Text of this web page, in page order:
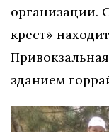
организации.
крест»
зданием